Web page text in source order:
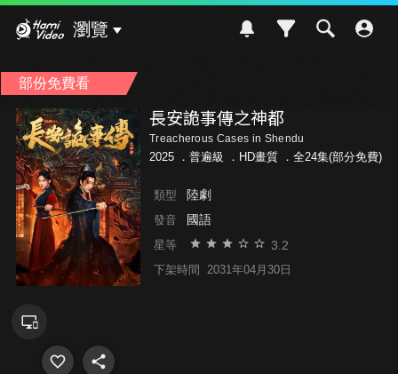
瀏覽
部份免費看
長安詭事傳之神都
Treacherous Cases in Shendu
2025 ． 普遍級 ．HD畫質 ．全24集(部分免費)
類型 陸劇
發音 國語
星等 3.2
下架時間 2031年04月30日